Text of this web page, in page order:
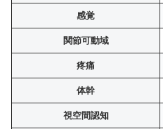
感覚
関節可動域
疼痛
体幹
視空間認知